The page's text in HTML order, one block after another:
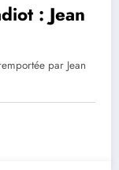
: Jean
par Jean